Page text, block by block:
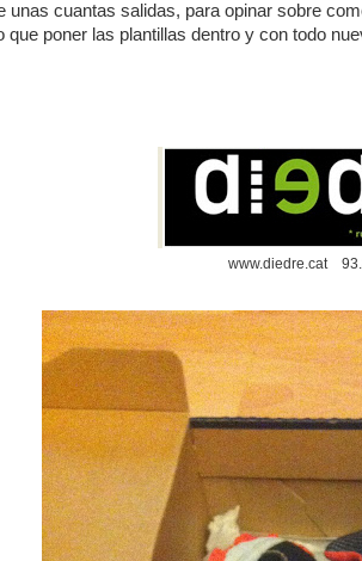
unas cuantas salidas, para opinar sobre
que poner las plantillas dentro y con todo
www.diedre.cat